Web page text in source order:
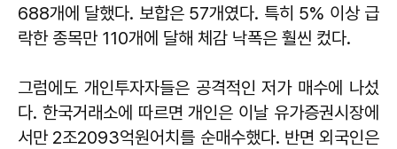
688개에 달했다. 보합은 57개였다. 특히 5% 이상 급
락한 종목만 110개에 달해 체감 낙폭은 훨씬 컸다.
그럼에도 개인투자자들은 공격적인 저가 매수에 나섰
다. 한국거래소에 따르면 개인은 이날 유가증권시장에
서만 2조2093억원어치를 순매수했다. 반면 외국인은